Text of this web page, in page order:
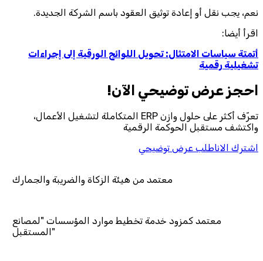
نعم، يجب نقل أو إعادة توثيق العقود باسم الشركة الجديدة.
اقرأ أيضا:
أتمتة سياسات الامتثال: تحويل اللوائح الورقية إلى إجراءات
تشغيلية رقمية
احجز‎ عرض توضيحي الآن!
تعرّف أكثر على حلول وازن ERP المتكاملة لتشغيل الأعمال،
واكتشف مستقبل الحوكمة الرقمية
اشترك الاناطلب عرض توضيحي
معتمد من هيئة الزكاة والضريبة والجمارك
خدمة تخطيط موارد المؤسسات "لمصانع